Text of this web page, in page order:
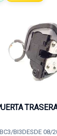
BI3DESDE 08/